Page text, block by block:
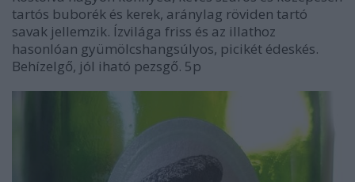
tartós buborék és kerek, aránylag röviden tartó
savak jellemzik. Ízvilága friss és az illathoz
hasonlóan gyümölcshangsúlyos, picikét édeskés.
Behízelgő, jól iható pezsgő. 5p